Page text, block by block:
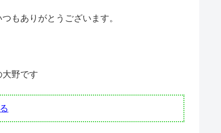
もありがとうございます。
大野です